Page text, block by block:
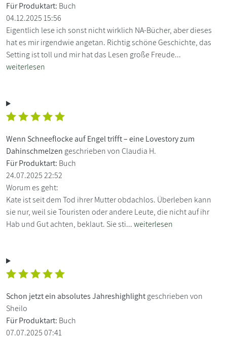
Für Produktart: Buch
04.12.2025 15:56
Eigentlich lese ich sonst nicht wirklich NA-Bücher, aber dieses
hat es mir irgendwie angetan. Richtig schöne Geschichte, das
Setting ist toll und mir hat das Lesen große Freude...
weiterlesen
Wenn Schneeflocke auf Engel trifft – eine Lovestory zum
Dahinschmelzen geschrieben von Claudia H.
Für Produktart: Buch
24.07.2025 22:52
Worum es geht:
Kate ist seit dem Tod ihrer Mutter obdachlos. Überleben kann
sie nur, weil sie Touristen oder andere Leute, die nicht auf ihr
Hab und Gut achten, beklaut. Sie sti...weiterlesen
Schon jetzt ein absolutes Jahreshighlightgeschrieben von
Sheilo
Für Produktart: Buch
07.07.2025 07:41